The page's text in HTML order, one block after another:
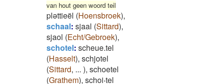
van hout geen woord teil
pləttieël (Hoensbroek),
schaal: sjaal (Sittard),
sjaol (Echt/Gebroek),
schotel: scheue.tel
(Hasselt), schjotel
(Sittard, ... ), schoetel
(Grathem), schoi‧tel